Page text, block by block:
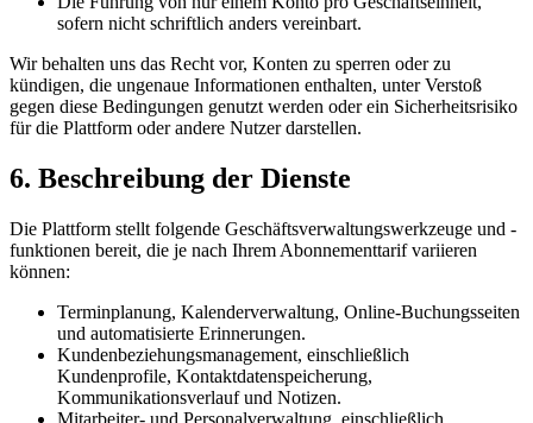
sofern nicht schriftlich anders vereinbart.
Wir behalten uns das Recht vor, Konten zu sperren oder zu
kündigen, die ungenaue Informationen enthalten, unter Verstoß
gegen diese Bedingungen genutzt werden oder ein Sicherheitsrisiko
für die Plattform oder andere Nutzer darstellen.
6. Beschreibung der Dienste
Die Plattform stellt folgende Geschäftsverwaltungswerkzeuge und -
funktionen bereit, die je nach Ihrem Abonnementtarif variieren
können:
Terminplanung, Kalenderverwaltung, Online-Buchungsseiten
und automatisierte Erinnerungen.
Kundenbeziehungsmanagement, einschließlich
Kundenprofile, Kontaktdatenspeicherung,
Kommunikationsverlauf und Notizen.
Mitarbeiter- und Personalverwaltung, einschließlich